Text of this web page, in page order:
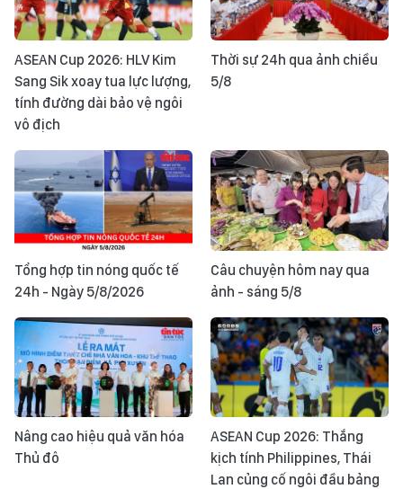
ASEAN Cup 2026: HLV Kim
Sang Sik xoay tua lực lượng,
tính đường dài bảo vệ ngôi
vô địch
Thời sự 24h qua ảnh chiều
5/8
Tổng hợp tin nóng quốc tế
24h - Ngày 5/8/2026
Câu chuyện hôm nay qua
ảnh - sáng 5/8
Nâng cao hiệu quả văn hóa
Thủ đô
ASEAN Cup 2026: Thắng
kịch tính Philippines, Thái
Lan củng cố ngôi đầu bảng